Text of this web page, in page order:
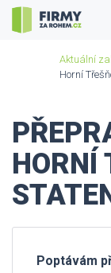
Aktuální
Horní
HORNÍ
Poptávám